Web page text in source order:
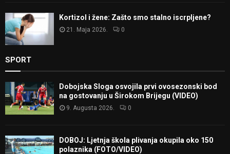
Kortizol i žene: Zašto smo stalno iscrpljene?
21. Maja 2026. 0
SPORT
Dobojska Sloga osvojila prvi ovosezonski bod
na gostovanju u Širokom Brijegu (VIDEO)
9. Augusta 2026. 0
DOBOJ: Ljetnja škola plivanja okupila oko 150
polaznika (FOTO/VIDEO)